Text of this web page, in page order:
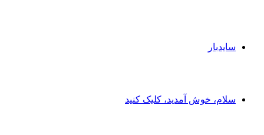
سایدبار
سلام، خوش آمدید، کلیک کنید